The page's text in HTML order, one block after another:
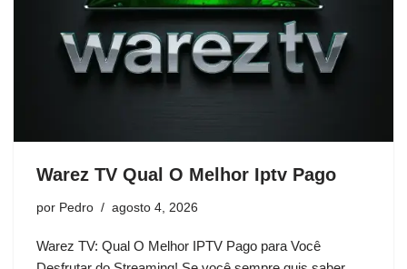
Warez TV Qual O Melhor Iptv Pago
por Pedro agosto 4, 2026
Warez TV: Qual O Melhor IPTV Pago para Você